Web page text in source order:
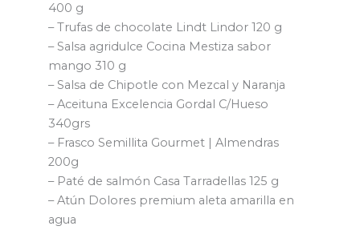
400 g
– Trufas de chocolate Lindt Lindor 120 g
– Salsa agridulce Cocina Mestiza sabor
mango 310 g
– Salsa de Chipotle con Mezcal y Naranja
– Aceituna Excelencia Gordal C/Hueso
340grs
– Frasco Semillita Gourmet | Almendras
200g
– Paté de salmón Casa Tarradellas 125 g
– Atún Dolores premium aleta amarilla en
agua